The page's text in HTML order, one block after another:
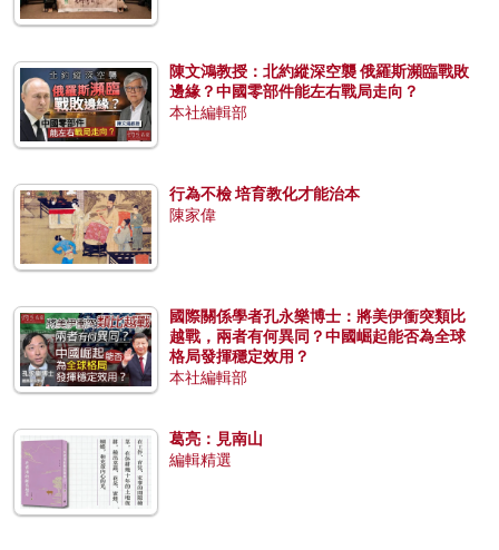
陳文鴻教授：北約縱深空襲 俄羅斯瀕臨戰敗
邊緣？中國零部件能左右戰局走向？
本社編輯部
行為不檢 培育教化才能治本
陳家偉
國際關係學者孔永樂博士：將美伊衝突類比
越戰，兩者有何異同？中國崛起能否為全球
格局發揮穩定效用？
本社編輯部
葛亮：見南山
編輯精選